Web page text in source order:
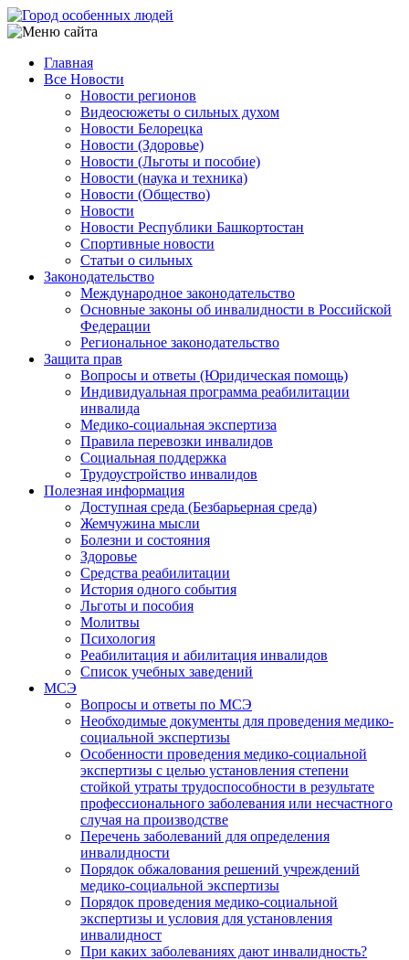
Перейти
к
содержанию
Main
navigation
Главная
Все Новости
Новости регионов
Видеосюжеты о сильных духом
Новости Белорецка
Новости (Здоровье)
Новости (Льготы и пособие)
Новости (наука и техника)
Новости (Общество)
Новости
Новости Республики Башкортостан
Спортивные новости
Статьи о сильных
Законодательство
Международное законодательство
Основные законы об инвалидности в Российской
Федерации
Региональное законодательство
Защита прав
Вопросы и ответы (Юридическая помощь)
Индивидуальная программа реабилитации
инвалида
Медико-социальная экспертиза
Правила перевозки инвалидов
Социальная поддержка
Трудоустройство инвалидов
Полезная информация
Доступная среда (Безбарьерная среда)
Жемчужина мысли
Болезни и состояния
Здоровье
Средства реабилитации
История одного события
Льготы и пособия
Молитвы
Психология
Реабилитация и абилитация инвалидов
Список учебных заведений
МСЭ
Вопросы и ответы по МСЭ
Необходимые документы для проведения медико-
социальной экспертизы
Особенности проведения медико-социальной
экспертизы с целью установления степени
стойкой утраты трудоспособности в результате
профессионального заболевания или несчастного
случая на производстве
Перечень заболеваний для определения
инвалидности
Порядок обжалования решений учреждений
медико-социальной экспертизы
Порядок проведения медико-социальной
экспертизы и условия для установления
инвалидност
При каких заболеваниях дают инвалидность?